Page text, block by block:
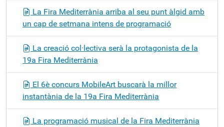
La Fira Mediterrània arriba al seu punt àlgid amb
un cap de setmana intens de programació
La creació col·lectiva serà la protagonista de la
19a Fira Mediterrània
El 6è concurs MobileArt buscarà la millor
instantània de la 19a Fira Mediterrània
La programació musical de la Fira Mediterrània